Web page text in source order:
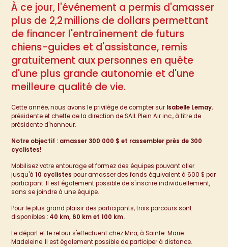
À ce jour, l'événement a permis d'amasser
plus de 2,2 millions de dollars permettant
de financer l'entraînement de futurs
chiens-guides et d'assistance, remis
gratuitement aux personnes en quête
d'une plus grande autonomie et d'une
meilleure qualité de vie.
Cette année, nous avons le privilège de compter sur Isabelle Lemay,
présidente et cheffe de la direction de SAIL Plein Air inc., à titre de
présidente d'honneur.
Notre objectif : amasser 300 000 $ et rassembler près de 300
cyclistes!
Mobilisez votre entourage et formez des équipes pouvant aller
jusqu'à10 cyclistes pour amasser des fonds équivalent à 600 $ par
participant. Il est également possible de s'inscrire individuellement,
sans se joindre à une équipe.
Pour le plus grand plaisir des participants, trois parcours sont
disponibles : 40 km, 60 km et 100 km.
Le départ et le retour s'effectuent chez Mira, à Sainte-Marie
Madeleine. Il est également possible de participer à distance.